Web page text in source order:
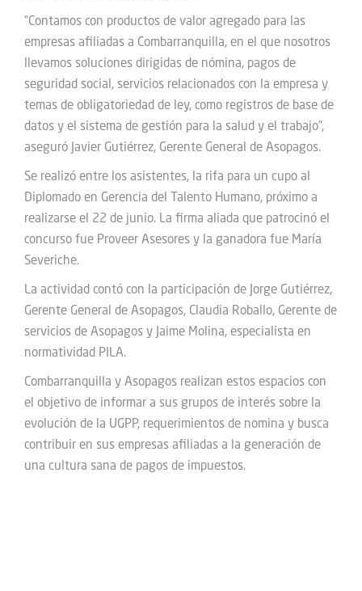
“Contamos con productos de valor agregado para las
empresas afiliadas a Combarranquilla, en el que nosotros
llevamos soluciones dirigidas de nómina, pagos de
seguridad social, servicios relacionados con la empresa y
temas de obligatoriedad de ley, como registros de base de
datos y el sistema de gestión para la salud y el trabajo”,
aseguró Javier Gutiérrez, Gerente General de Asopagos.
Se realizó entre los asistentes, la rifa para un cupo al
Diplomado en Gerencia del Talento Humano, próximo a
realizarse el 22 de junio. La firma aliada que patrocinó el
concurso fue Proveer Asesores y la ganadora fue María
Severiche.
La actividad contó con la participación de Jorge Gutiérrez,
Gerente General de Asopagos, Claudia Roballo, Gerente de
servicios de Asopagos y Jaime Molina, especialista en
normatividad PILA.
Combarranquilla y Asopagos realizan estos espacios con
el objetivo de informar a sus grupos de interés sobre la
evolución de la UGPP, requerimientos de nomina y busca
contribuir en sus empresas afiliadas a la generación de
una cultura sana de pagos de impuestos.